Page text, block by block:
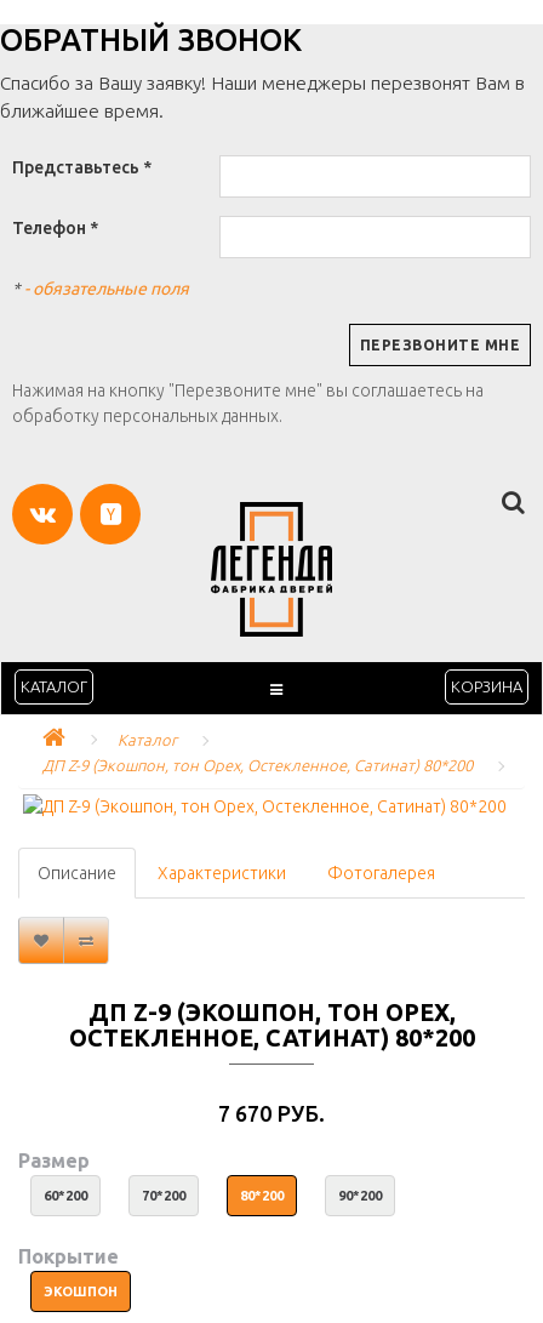
ОБРАТНЫЙ ЗВОНОК
Спасибо за Вашу заявку! Наши менеджеры перезвонят Вам в
ближайшее время.
Представьтесь *
Телефон *
*- обязательные поля
Нажимая на кнопку "Перезвоните мне" вы соглашаетесь на
обработку персональных данных.
КАТАЛОГ КОРЗИНА
Каталог
ДП Z-9 (Экошпон, тон Орех, Остекленное, Сатинат) 80*200
Описание Характеристики Фотогалерея
ДП Z-9 (ЭКОШПОН, ТОН ОРЕХ,
ОСТЕКЛЕННОЕ, САТИНАТ) 80*200
7 670 РУБ.
Размер
60*200 70*200 80*200 90*200
Покрытие
ЭКОШПОН